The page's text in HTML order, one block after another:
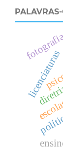
licenciaturas